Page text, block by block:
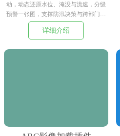
动，动态还原水位、淹没与流速，分级
预警一张图，支撑防汛决策与跨部门协
同。
详细介绍